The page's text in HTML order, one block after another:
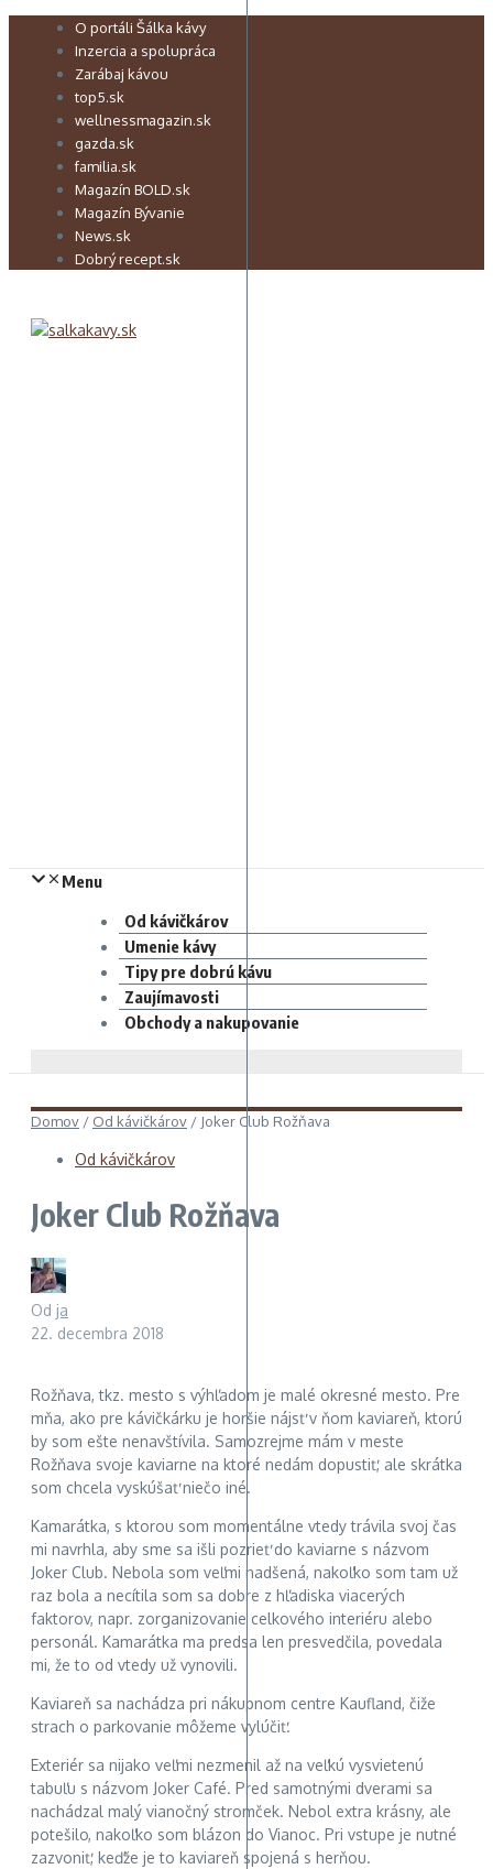
Preskočiť O portáli Šálka kávy
Inzercia a spolupráca
Zarábaj kávou
top5.sk
wellnessmagazin.sk
gazda.sk
familia.sk
Magazín BOLD.sk
Magazín Bývanie
News.sk
Dobrý recept.sk
Menu
Od kávičkárov
Umenie kávy
Tipy pre dobrú kávu
Zaujímavosti
Obchody a nakupovanie
Domov / Od kávičkárov / Joker Club Rožňava
Od kávičkárov
Joker Club Rožňava
Od ja
22. decembra 2018
Rožňava, tkz. mesto s výhľadom je malé okresné mesto. Pre
mňa, ako pre kávičkárku je horšie nájsť v ňom kaviareň, ktorú
by som ešte nenavštívila. Samozrejme mám v meste
Rožňava svoje kaviarne na ktoré nedám dopustiť, ale skrátka
som chcela vyskúšať niečo iné.
Kamarátka, s ktorou som momentálne vtedy trávila svoj čas
mi navrhla, aby sme sa išli pozrieť do kaviarne s názvom
Joker Club. Nebola som veľmi nadšená, nakoľko som tam už
raz bola a necítila som sa dobre z hľadiska viacerých
faktorov, napr. zorganizovanie celkového interiéru alebo
personál. Kamarátka ma predsa len presvedčila, povedala
mi, že to od vtedy už vynovili.
Kaviareň sa nachádza pri nákupnom centre Kaufland, čiže
strach o parkovanie môžeme vylúčiť.
Exteriér sa nijako veľmi nezmenil až na veľkú vysvietenú
tabuľu s názvom Joker Café. Pred samotnými dverami sa
nachádzal malý vianočný stromček. Nebol extra krásny, ale
potešilo, nakoľko som blázon do Vianoc. Pri vstupe je nutné
zazvoniť, keďže je to kaviareň spojená s herňou.